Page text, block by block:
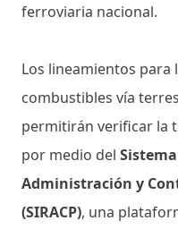
ferroviaria nacional.
Los lineamientos
combustibles vía
permitirán verificar la
por medio del
Administración y
(SIRACP), una